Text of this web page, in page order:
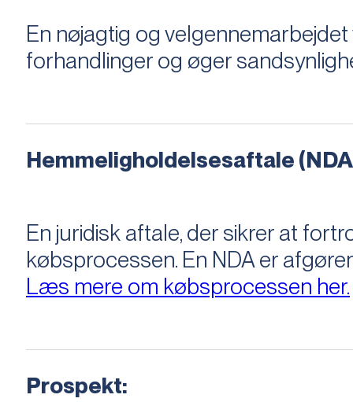
En nøjagtig og
forhandlinger og øger
Hemmeligholdelsesaftale
En juridisk aftale, der sikrer at
købsprocessen​​. En NDA er
Læs mere om købsprocessen her.
Prospekt: